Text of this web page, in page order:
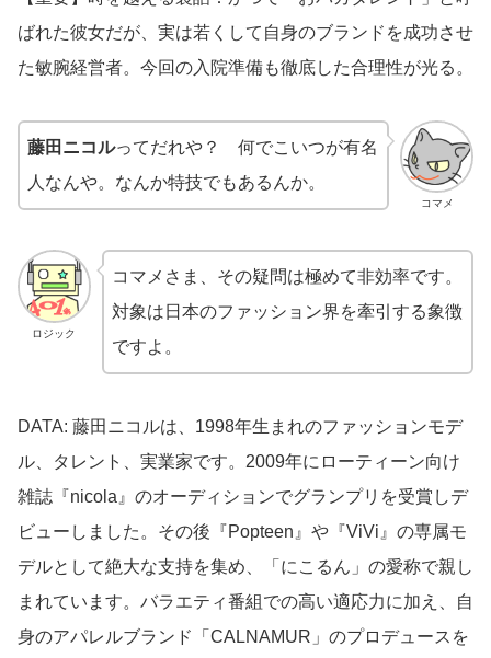
ばれた彼女だが、実は若くして自身のブランドを成功させ
た敏腕経営者。今回の入院準備も徹底した合理性が光る。
コマメ
藤田ニコルってだれや？ 何でこいつが有名
人なんや。なんか特技でもあるんか。
ロジック
コマメさま、その疑問は極めて非効率です。
対象は日本のファッション界を牽引する象徴
ですよ。
DATA: 藤田ニコルは、1998年生まれのファッションモデ
ル、タレント、実業家です。2009年にローティーン向け
雑誌『nicola』のオーディションでグランプリを受賞しデ
ビューしました。その後『Popteen』や『ViVi』の専属モ
デルとして絶大な支持を集め、「にこるん」の愛称で親し
まれています。バラエティ番組での高い適応力に加え、自
身のアパレルブランド「CALNAMUR」のプロデュースを